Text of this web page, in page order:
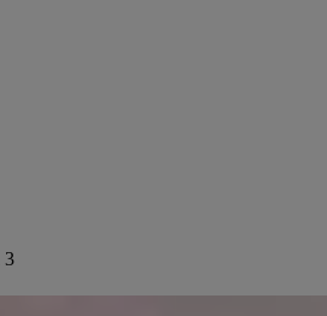
3